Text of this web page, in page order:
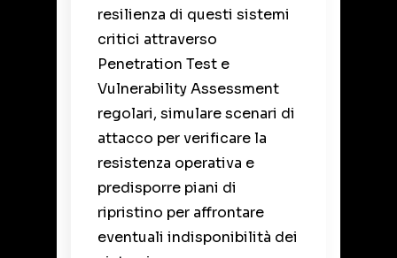
resilienza di questi sistemi
critici attraverso
Penetration Test e
Vulnerability Assessment
regolari, simulare scenari di
attacco per verificare la
resistenza operativa e
predisporre piani di
ripristino per affrontare
eventuali indisponibilità dei